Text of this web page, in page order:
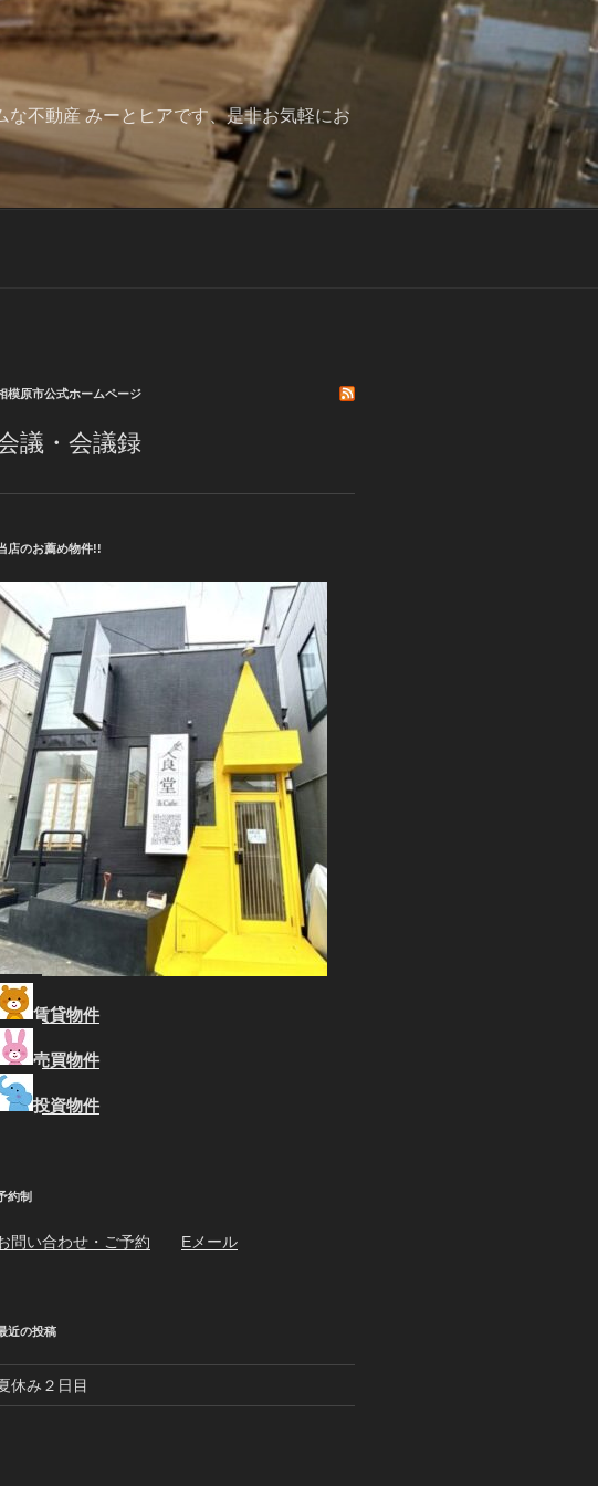
不動産 みーとヒアです、是非お気軽にお
模原市公式ホームページ
議・会議録
店のお薦め物件!!
賃貸物件
売買物件
投資物件
約制
問い合わせ・ご予約 Eメール
近の投稿
休み２日目